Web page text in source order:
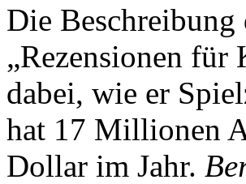
Die
„Rezensionen
dabei, wie er
hat 17 Millionen
Dollar im Jahr.